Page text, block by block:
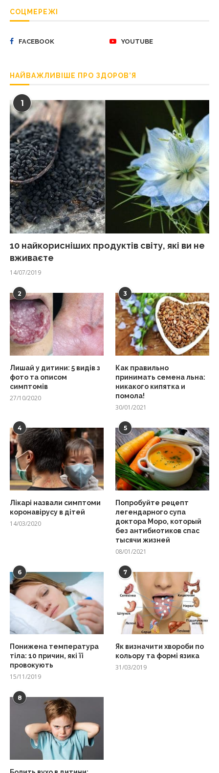
СОЦМЕРЕЖІ
FACEBOOK YOUTUBE
НАЙВАЖЛИВІШЕ ПРО ЗДОРОВ’Я
1
10 найкорисніших продуктів світу, які ви не
вживаєте
14/07/2019
2
Лишай у дитини: 5 видів з
фото та описом
симптомів
27/10/2020
3
Как правильно
принимать семена льна:
никакого кипятка и
помола!
30/01/2021
4
Лікарі назвали симптоми
коронавірусу в дітей
14/03/2020
5
Попробуйте рецепт
легендарного супа
доктора Моро, который
без антибиотиков спас
тысячи жизней
08/01/2021
6
Понижена температура
тіла: 10 причин, які її
провокують
15/11/2019
7
Як визначити хвороби по
кольору та формі язика
31/03/2019
8